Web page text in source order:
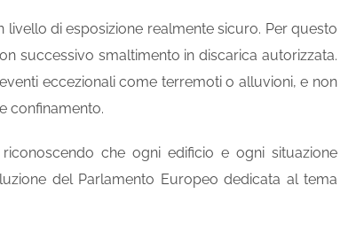
di esposizione realmente sicuro. Per questo
successivo smaltimento in discarica autorizzata.
eccezionali come terremoti o alluvioni, e non
confinamento.
che ogni edificio e ogni situazione
del Parlamento Europeo dedicata al tema